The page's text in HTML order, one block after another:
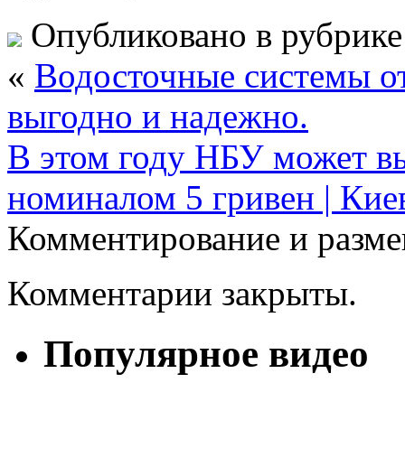
Опубликовано в
« Водосточные системы
выгодно и надежно.
В этом году НБУ может
номиналом 5 гривен |
Комментирование и
Комментарии закрыты.
Популярное видео